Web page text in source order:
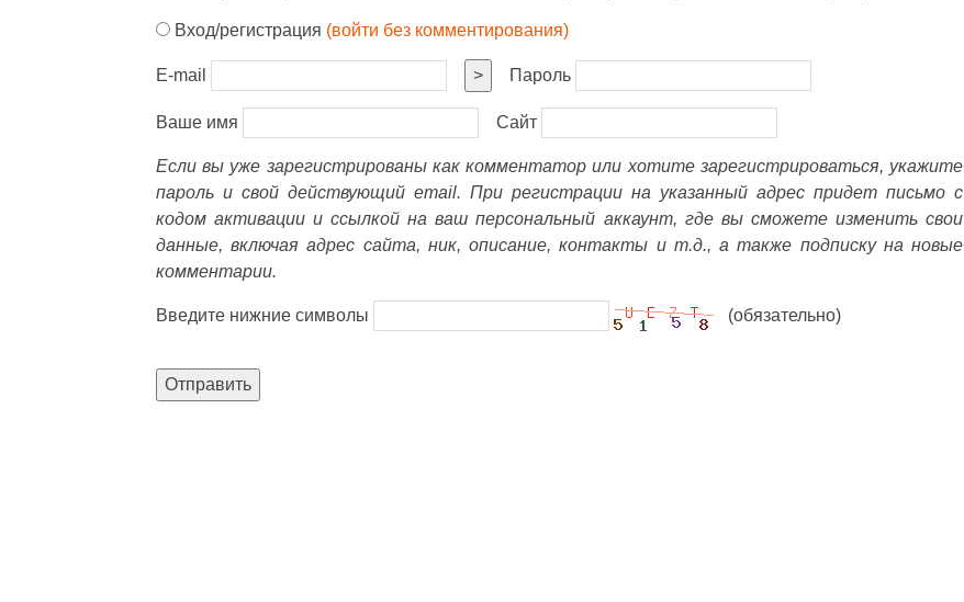
Вход/регистрация (войти без комментирования)
E-mail > Пароль
Ваше имя Сайт
Если вы уже зарегистрированы как комментатор или хотите зарегистрироваться, укажите
пароль и свой действующий email. При регистрации на указанный адрес придет письмо с
кодом активации и ссылкой на ваш персональный аккаунт, где вы сможете изменить свои
данные, включая адрес сайта, ник, описание, контакты и т.д., а также подписку на новые
комментарии.
Введите нижние символы (обязательно)
Отправить